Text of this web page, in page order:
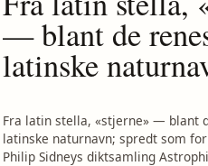
— blant de
latinske
Fra latin stella, «stjerne» — blant
latinske naturnavn; spredt som
Philip Sidneys diktsamling